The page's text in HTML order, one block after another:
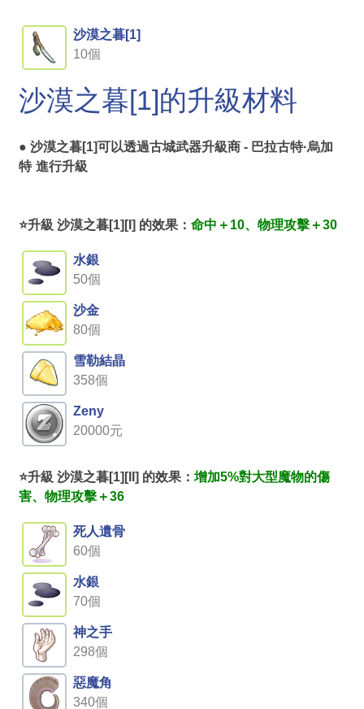
沙漠之暮[1]
10個
沙漠之暮[1]的升級材料
● 沙漠之暮[1]可以透過古城武器升級商 - 巴拉古特·烏加
特 進行升級
⭐升級 沙漠之暮[1][I] 的效果： 命中＋10、物理攻擊＋30
水銀
50個
沙金
80個
雪勒結晶
358個
Zeny
20000元
⭐升級 沙漠之暮[1][II] 的效果： 增加5%對大型魔物的傷
害、物理攻擊＋36
死人遺骨
60個
水銀
70個
神之手
298個
惡魔角
340個